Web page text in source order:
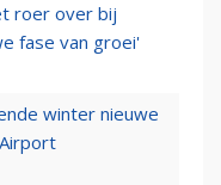
roer over bij
fase van groei'
winter nieuwe